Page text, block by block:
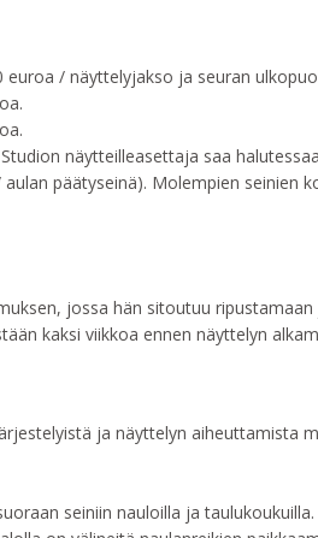
/ näyttelyjakso ja seuran
näytteilleasettaja saa
päätyseinä). Molempien
jossa hän sitoutuu
kaksi viikkoa ennen näyttelyn
ja näyttelyn aiheuttamista
seiniin nauloilla ja